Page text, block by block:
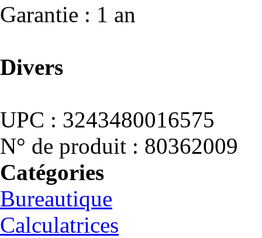
Garantie : 1 an
Divers
UPC : 3243480016575
N° de produit : 80362009
Catégories
Bureautique
Calculatrices